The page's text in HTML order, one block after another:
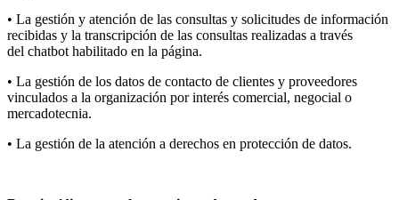
• La gestión y atención de las consultas y solicitudes de información
recibidas y la transcripción de las consultas realizadas a través
del chatbot habilitado en la página.
• La gestión de los datos de contacto de clientes y proveedores
vinculados a la organización por interés comercial, negocial o
mercadotecnia.
• La gestión de la atención a derechos en protección de datos.